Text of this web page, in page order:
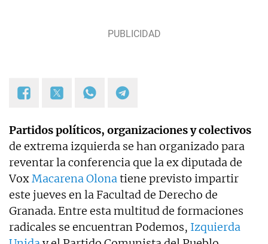
Partidos políticos, organizaciones y colectivos
de extrema izquierda se han organizado para
reventar la conferencia que la ex diputada de
VoxMacarena Olonatiene previsto impartir
este jueves en la Facultad de Derecho de
Granada. Entre esta multitud de formaciones
radicales se encuentran Podemos, Izquierda